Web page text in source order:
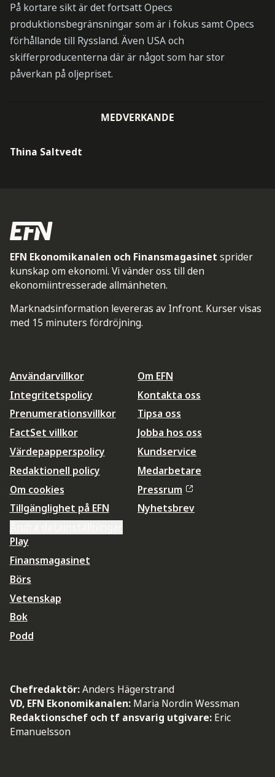
På kortare sikt är det fortsatt Opecs
produktionsbegränsningar som är i fokus samt Opecs
förhållande till Ryssland. Även USA och
skifferproducenterna där är något som har stor
påverkan på oljepriset.
MEDVERKANDE
Thina Saltvedt
EFN Ekonomikanalen och Finansmagasinet sprider
kunskap om ekonomi. Vi vänder oss till den
ekonomiintresserade allmänheten.
Marknadsinformation levereras av Infront. Kurser visas
med 15 minuters fördröjning.
Användarvillkor
Integritetspolicy
Prenumerationsvillkor
FactSet villkor
Värdepapperspolicy
Redaktionell policy
Om cookies
Tillgänglighet på EFN
Om EFN
Kontakta oss
Tipsa oss
Jobba hos oss
Kundservice
Medarbetare
Pressrum
Nyhetsbrev
Play
Finansmagasinet
Börs
Vetenskap
Bok
Podd
Chefredaktör:Anders Hägerstrand
VD, EFN Ekonomikanalen: Maria Nordin Wessman
Redaktionschef och tf ansvarig utgivare: Eric
Emanuelsson